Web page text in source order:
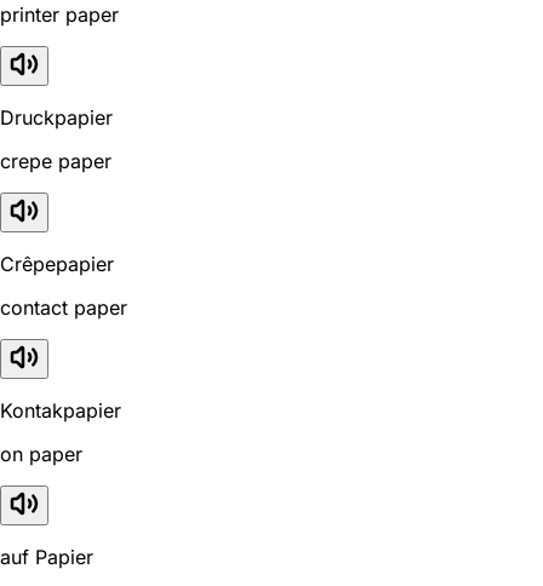
printer paper
Druckpapier
crepe paper
Crêpepapier
contact paper
Kontakpapier
on paper
auf Papier